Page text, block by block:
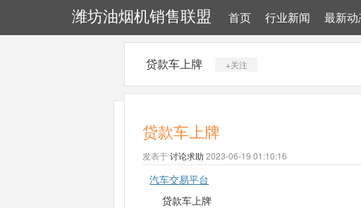
潍坊油烟机销售联盟 首页 行业新闻 最新动
贷款车上牌 +关注
贷款车上牌
发表于讨论求助 2023-06-19 01:10:16
汽车交易平台
贷款车上牌